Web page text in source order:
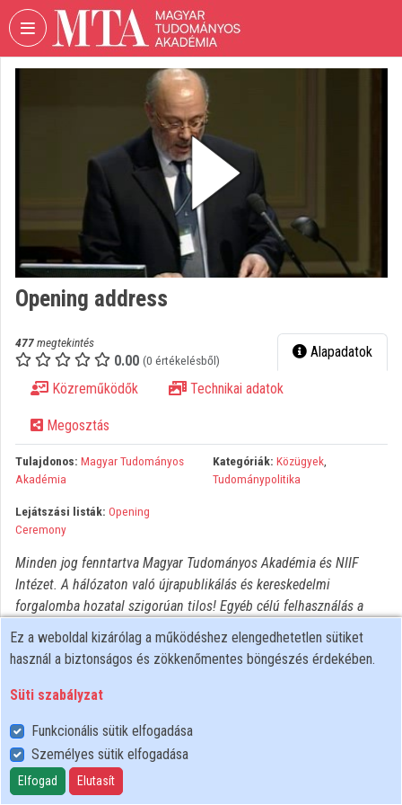
Fejléc kihagyása Menü kihagyása Tartalom kihagyása
TUDOMÁNYOS
Intézményi kezdőlap
Bejelentkezés
Intézményi listák
Intézmények
Közreműködők
Opening address
477megtekintés
0.00 (0 értékelésből) Alapadatok
Közreműködők Technikai adatok
Megosztás
Tulajdonos: Magyar Tudományos
Akadémia
Kategóriák: Közügyek,
Tudománypolitika
Lejátszási listák: Opening
Ceremony
Minden jog fenntartva Magyar Tudományos Akadémia és NIIF
Intézet. A hálózaton való újrapublikálás és kereskedelmi
forgalomba hozatal szigorúan tilos! Egyéb célú felhasználás a
jogtulajdonos(ok) engedélyéhez kötött.
Felhasználói szabályzat
Adatkezelési tájékoztató
Süti szabályzat
Ez a weboldal kizárólag a működéshez elengedhetetlen sütiket
használ a biztonságos és zökkenőmentes böngészés érdekében.
Süti szabályzat
Funkcionális sütik elfogadása
Személyes sütik elfogadása
Elfogad Elutasít